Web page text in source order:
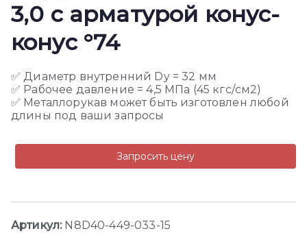
3,0 с арматурой конус-
конус °74
✅ Диаметр внутренний Dy = 32 мм
✅ Рабочее давление = 4,5 МПа (45 кгс/см2)
✅ Металлорукав может быть изготовлен любой
длины под ваши запросы
Запросить цену
Артикул: N8D40-449-033-15